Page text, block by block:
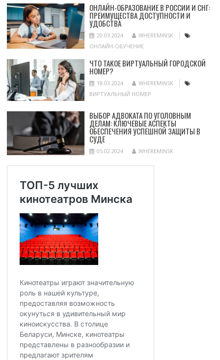
ОНЛАЙН-ОБРАЗОВАНИЕ В РОССИИ И СНГ:
ПРЕИМУЩЕСТВА ДОСТУПНОСТИ И
УДОБСТВА
20.03.2024
WHEREMINSK
ОНЛАЙН-ОБУЧЕНИЕ
ЧТО ТАКОЕ ВИРТУАЛЬНЫЙ ГОРОДСКОЙ
НОМЕР?
18.03.2024
WHEREMINSK
ВИРТУАЛЬНЫЙ НОМЕР
ВЫБОР АДВОКАТА ПО УГОЛОВНЫМ
ДЕЛАМ: КЛЮЧЕВЫЕ АСПЕКТЫ
ОБЕСПЕЧЕНИЯ УСПЕШНОЙ ЗАЩИТЫ В
СУДЕ
05.02.2024 WHEREMINSK